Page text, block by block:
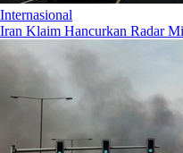
Internasional
Iran Klaim Hancurkan Radar